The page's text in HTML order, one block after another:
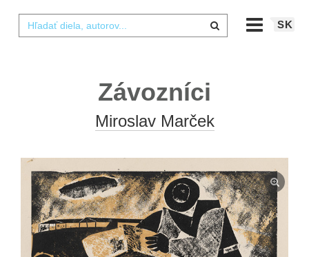
SK
Závozníci
Miroslav Marček